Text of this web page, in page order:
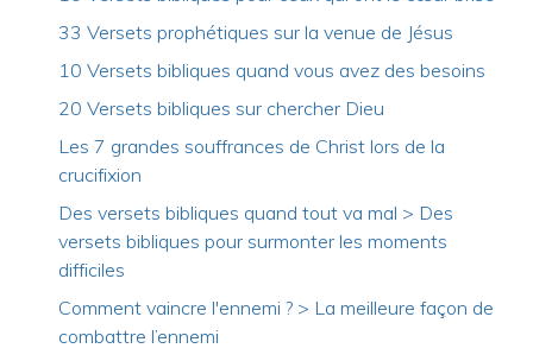
33 Versets prophétiques sur la venue de Jésus
10 Versets bibliques quand vous avez des besoins
20 Versets bibliques sur chercher Dieu
Les 7 grandes souffrances de Christ lors de la
crucifixion
Des versets bibliques quand tout va mal > Des
versets bibliques pour surmonter les moments
difficiles
Comment vaincre l'ennemi ? > La meilleure façon de
combattre l’ennemi